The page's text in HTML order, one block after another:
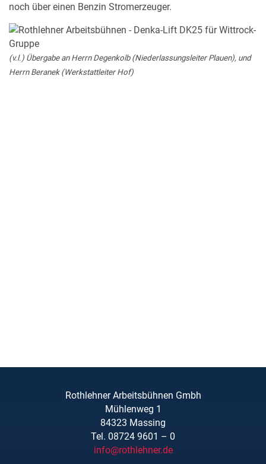
noch über einen Benzin Stromerzeuger.
(v.l.) Übergabe an Herrn Degenkolb (Niederlassungsleiter Plauen), und
Herrn Beranek (Werkstattleiter Hof)
Rothlehner Arbeitsbühnen Gmbh
Mühlenweg 1
84323 Massing
Tel. 08724 9601 – 0
info@rothlehner.de